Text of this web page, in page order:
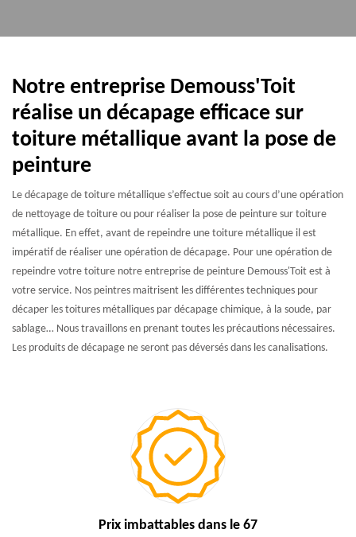
Notre entreprise Demouss'Toit
réalise un décapage efficace sur
toiture métallique avant la pose de
peinture
Le décapage de toiture métallique s’effectue soit au cours d’une opération
de nettoyage de toiture ou pour réaliser la pose de peinture sur toiture
métallique. En effet, avant de repeindre une toiture métallique il est
impératif de réaliser une opération de décapage. Pour une opération de
repeindre votre toiture notre entreprise de peinture Demouss'Toit est à
votre service. Nos peintres maitrisent les différentes techniques pour
décaper les toitures métalliques par décapage chimique, à la soude, par
sablage… Nous travaillons en prenant toutes les précautions nécessaires.
Les produits de décapage ne seront pas déversés dans les canalisations.
Prix imbattables dans le 67